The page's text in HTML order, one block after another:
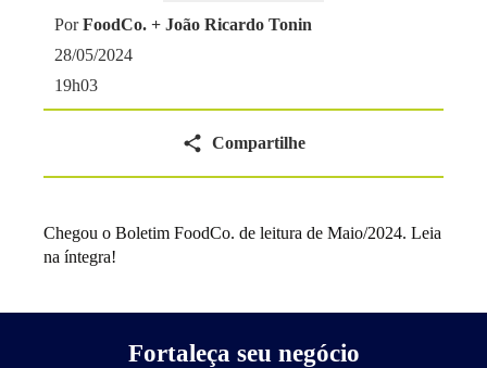
PorFoodCo. + João Ricardo Tonin
28/05/2024
19h03
Compartilhe
Chegou o Boletim FoodCo. de leitura de Maio/2024. Leia
na íntegra!
Fortaleça seu negócio